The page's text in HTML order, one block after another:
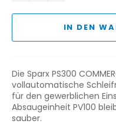
IN DEN
Die Sparx PS300
vollautomatische
für den gewerblichen
Absaugeinheit PV100
sauber.